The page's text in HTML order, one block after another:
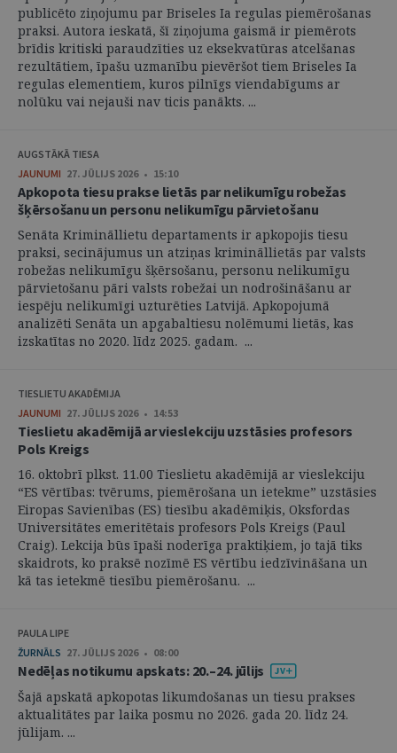
publicēto ziņojumu par Briseles Ia regulas piemērošanas
praksi. Autora ieskatā, šī ziņojuma gaismā ir piemērots
brīdis kritiski paraudzīties uz eksekvatūras atcelšanas
rezultātiem, īpašu uzmanību pievēršot tiem Briseles Ia
regulas elementiem, kuros pilnīgs viendabīgums ar
nolūku vai nejauši nav ticis panākts. ...
AUGSTĀKĀ TIESA
JAUNUMI 27. JŪLIJS 2026 • 15:10
Apkopota tiesu prakse lietās par nelikumīgu robežas
šķērsošanu un personu nelikumīgu pārvietošanu
Senāta Krimināllietu departaments ir apkopojis tiesu
praksi, secinājumus un atziņas krimināllietās par valsts
robežas nelikumīgu šķērsošanu, personu nelikumīgu
pārvietošanu pāri valsts robežai un nodrošināšanu ar
iespēju nelikumīgi uzturēties Latvijā. Apkopojumā
analizēti Senāta un apgabaltiesu nolēmumi lietās, kas
izskatītas no 2020. līdz 2025. gadam. ...
TIESLIETU AKADĒMIJA
JAUNUMI 27. JŪLIJS 2026 • 14:53
Tieslietu akadēmijā ar vieslekciju uzstāsies profesors
Pols Kreigs
16. oktobrī plkst. 11.00 Tieslietu akadēmijā ar vieslekciju
“ES vērtības: tvērums, piemērošana un ietekme” uzstāsies
Eiropas Savienības (ES) tiesību akadēmiķis, Oksfordas
Universitātes emeritētais profesors Pols Kreigs (Paul
Craig). Lekcija būs īpaši noderīga praktiķiem, jo tajā tiks
skaidrots, ko praksē nozīmē ES vērtību iedzīvināšana un
kā tas ietekmē tiesību piemērošanu. ...
PAULA LIPE
ŽURNĀLS 27. JŪLIJS 2026 • 08:00
Nedēļas notikumu apskats: 20.–24. jūlijs
Šajā apskatā apkopotas likumdošanas un tiesu prakses
aktualitātes par laika posmu no 2026. gada 20. līdz 24.
jūlijam. ...